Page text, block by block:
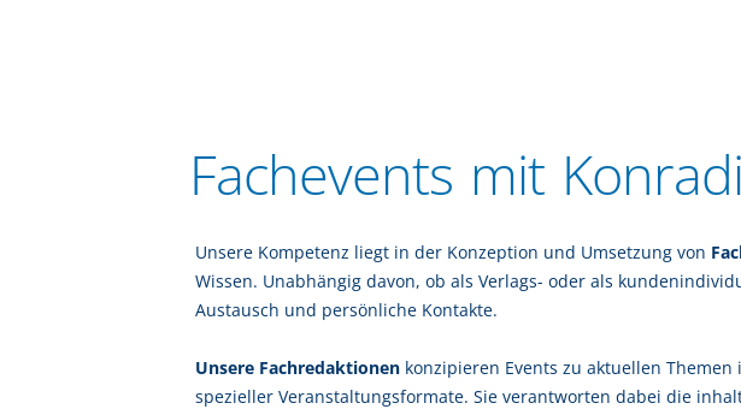
Fachevents mit
Unsere Kompetenz liegt in der Konzeption und Umsetzung von
Wissen. Unabhängig davon, ob als Verlags- oder als
Austausch und persönliche Kontakte.
Unsere Fachredaktionen konzipieren Events zu aktuellen
spezieller Veranstaltungsformate. Sie verantworten dabei die